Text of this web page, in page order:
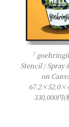
「 goehringii
Stencil / Spray
on
330,000円(